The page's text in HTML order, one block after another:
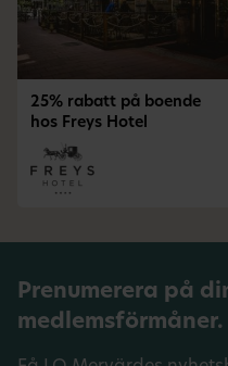
25% rabatt på boende
hos Freys Hotel
Prenumerera på
medlemsförmåner.